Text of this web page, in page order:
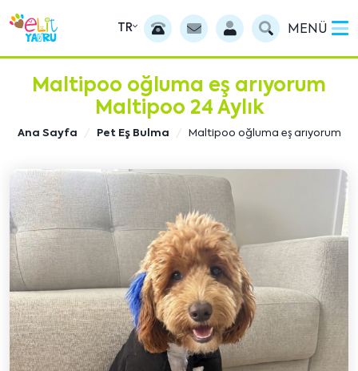
TR MENÜ
Maltipoo oğluma eş arıyorum
Maltipoo 24 Aylık
Ana Sayfa Pet Eş Bulma Maltipoo oğluma eş arıyorum